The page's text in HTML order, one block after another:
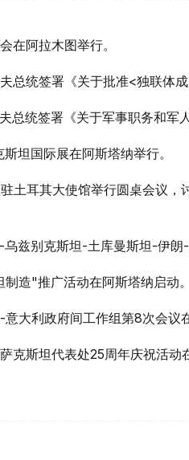
在阿拉木图举行。
总统签署《关于批准<独联体
总统签署《关于军事职务和军
坦国际展在阿斯塔纳举行。
土耳其大使馆举行圆桌会议
兹别克斯坦-土库曼斯坦-伊朗-
造"推广活动在阿斯塔纳启动。
大利政府间工作组第8次会议
克斯坦代表处25周年庆祝活动